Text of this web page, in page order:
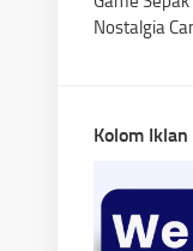
Nostalgia
Kolom Iklan